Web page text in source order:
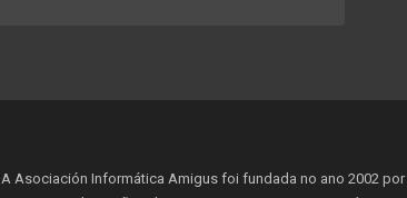
A Asociación Informática Amigus foi fundada no ano 2002 por